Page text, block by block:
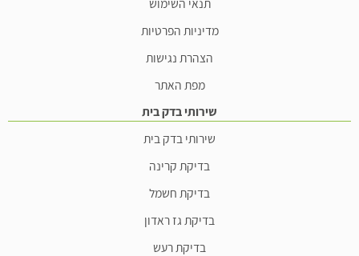
מדיניות הפרטיות
הצהרת נגישות
מפת האתר
שירותי בדק בית
שירותי בדק בית
בדיקת קרינה
בדיקת חשמל
בדיקת גז ראדון
בדיקת רעש